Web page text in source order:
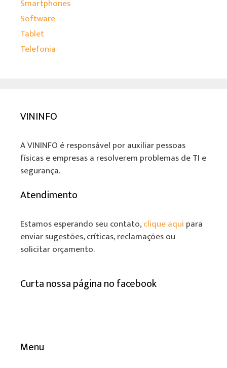
Smartphones
Software
Tablet
Telefonia
VININFO
A VININFO é responsável por auxiliar pessoas
físicas e empresas a resolverem problemas de TI e
segurança.
Atendimento
Estamos esperando seu contato,clique aqui para
enviar sugestões, críticas, reclamações ou
solicitar orçamento.
Curta nossa página no facebook
Menu